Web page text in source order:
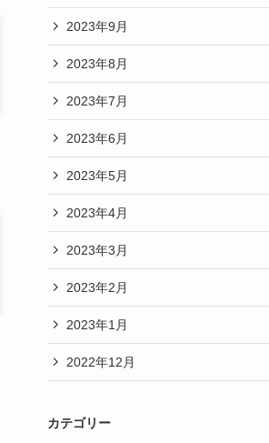
2023年9月
2023年8月
2023年7月
2023年6月
2023年5月
2023年4月
2023年3月
2023年2月
2023年1月
2022年12月
カテゴリー